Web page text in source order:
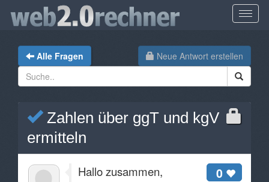
Neue Antwort erstellen
Alle Fragen
Zahlen über ggT und kgV
ermitteln
0
Hallo zusammen,